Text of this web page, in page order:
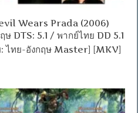
Wears Prada (2006)
ษ DTS: 5.1 / พากย์ไทย DD 5.1
ไทย-อังกฤษ Master] [MKV]